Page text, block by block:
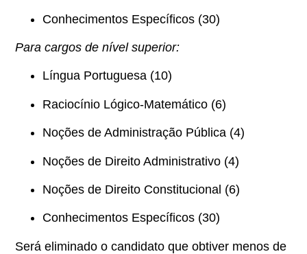
Conhecimentos Específicos (30)
Para cargos de nível superior:
Língua Portuguesa (10)
Raciocínio Lógico-Matemático (6)
Noções de Administração Pública (4)
Noções de Direito Administrativo (4)
Noções de Direito Constitucional (6)
Conhecimentos Específicos (30)
Será eliminado o candidato que obtiver menos de